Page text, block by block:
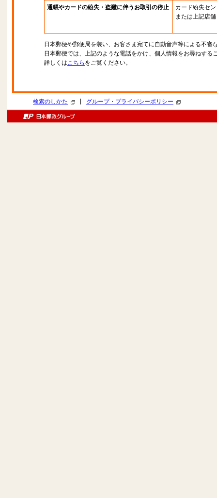
通帳やカードの紛失・盗難に伴うお取引の停止
カード紛失セ
または上記店舗
日本郵便や郵便局を装い、お客さま宛てに自動音声等による不審
日本郵便では、上記のような電話をかけ、個人情報をお尋ねする
詳しくはこちら をご覧ください。
検索のしかた グループ・プライバシーポリシー